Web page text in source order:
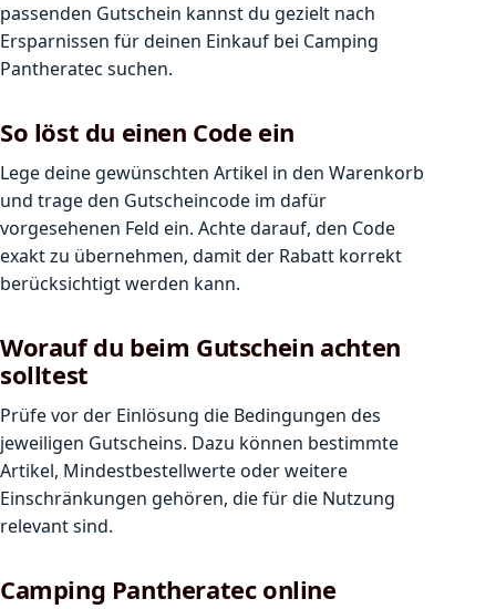
passenden Gutschein kannst du gezielt nach
Ersparnissen für deinen Einkauf bei Camping
Pantheratec suchen.
So löst du einen Code ein
Lege deine gewünschten Artikel in den Warenkorb
und trage den Gutscheincode im dafür
vorgesehenen Feld ein. Achte darauf, den Code
exakt zu übernehmen, damit der Rabatt korrekt
berücksichtigt werden kann.
Worauf du beim Gutschein achten
solltest
Prüfe vor der Einlösung die Bedingungen des
jeweiligen Gutscheins. Dazu können bestimmte
Artikel, Mindestbestellwerte oder weitere
Einschränkungen gehören, die für die Nutzung
relevant sind.
Camping Pantheratec online